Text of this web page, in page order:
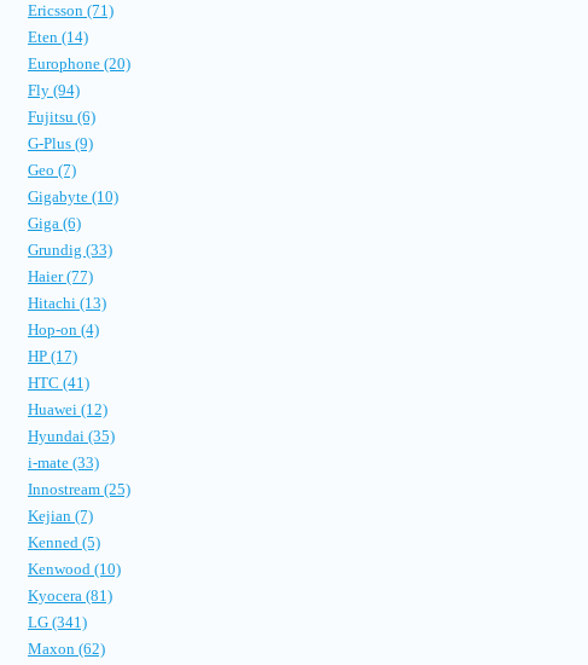
Ericsson (71)
Eten (14)
Europhone (20)
Fly (94)
Fujitsu (6)
G-Plus (9)
Geo (7)
Gigabyte (10)
Giga (6)
Grundig (33)
Haier (77)
Hitachi (13)
Hop-on (4)
HP (17)
HTC (41)
Huawei (12)
Hyundai (35)
i-mate (33)
Innostream (25)
Kejian (7)
Kenned (5)
Kenwood (10)
Kyocera (81)
LG (341)
Maxon (62)